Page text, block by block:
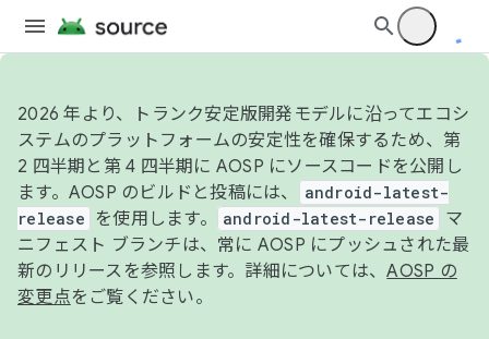
2026 年より、トランク安定版開発モデルに沿ってエコシ
ステムのプラットフォームの安定性を確保するため、第
2 四半期と第 4 四半期に AOSP にソースコードを公開し
ます。AOSP のビルドと投稿には、
android-latest-
release
を使用します。 android-latest-release
マ
ニフェスト ブランチは、常に AOSP にプッシュされた最
新のリリースを参照します。詳細については、AOSP の
変更点をご覧ください。